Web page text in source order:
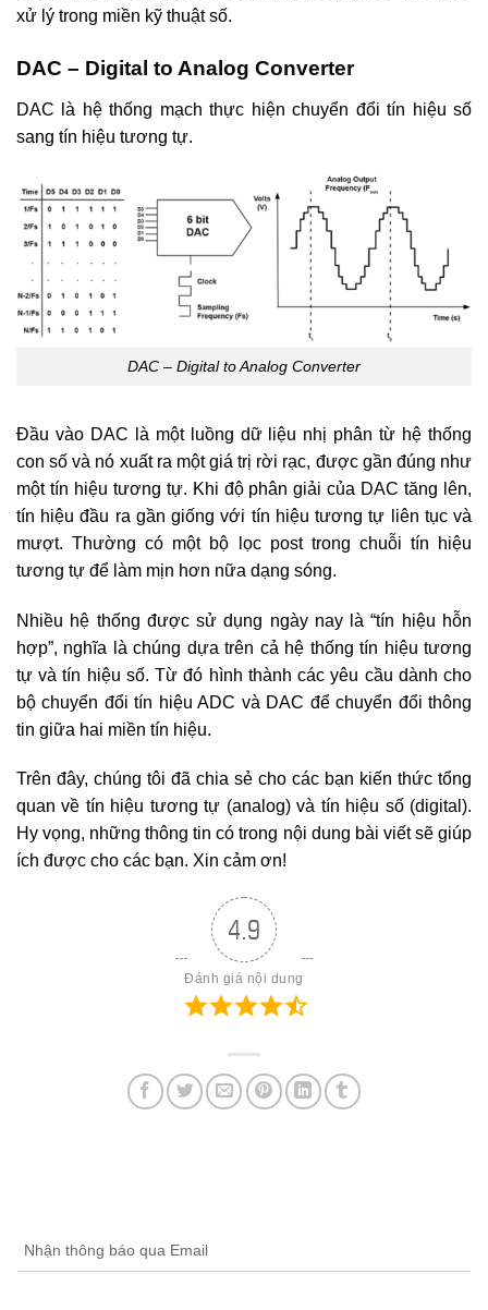
xử lý trong miền kỹ thuật số.
DAC – Digital to Analog Converter
DAC là hệ thống mạch thực hiện chuyển đổi tín hiệu số
sang tín hiệu tương tự.
DAC – Digital to Analog Converter
Đầu vào DAC là một luồng dữ liệu nhị phân từ hệ thống
con số và nó xuất ra một giá trị rời rạc, được gần đúng như
một tín hiệu tương tự. Khi độ phân giải của DAC tăng lên,
tín hiệu đầu ra gần giống với tín hiệu tương tự liên tục và
mượt. Thường có một bộ lọc post trong chuỗi tín hiệu
tương tự để làm mịn hơn nữa dạng sóng.
Nhiều hệ thống được sử dụng ngày nay là “tín hiệu hỗn
hợp”, nghĩa là chúng dựa trên cả hệ thống tín hiệu tương
tự và tín hiệu số. Từ đó hình thành các yêu cầu dành cho
bộ chuyển đổi tín hiệu ADC và DAC để chuyển đổi thông
tin giữa hai miền tín hiệu.
Trên đây, chúng tôi đã chia sẻ cho các bạn kiến thức tổng
quan về tín hiệu tương tự (analog) và tín hiệu số (digital).
Hy vọng, những thông tin có trong nội dung bài viết sẽ giúp
ích được cho các bạn. Xin cảm ơn!
4.9
Đánh giá nội dung
Nhận thông báo qua Email